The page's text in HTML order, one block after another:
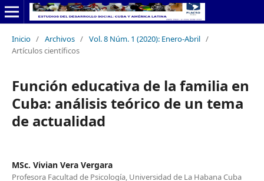
Inicio / Archivos / Vol. 8 Núm. 1 (2020): Enero-Abril /
Artículos científicos
Función educativa de la familia en
Cuba: análisis teórico de un tema
de actualidad
MSc. Vivian Vera Vergara
Profesora Facultad de Psicología, Universidad de La Habana Cuba